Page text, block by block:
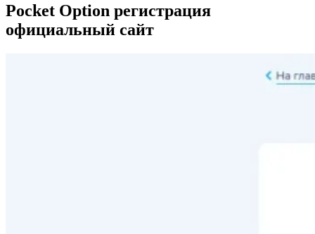
Pocket Option регистрация
официальный сайт